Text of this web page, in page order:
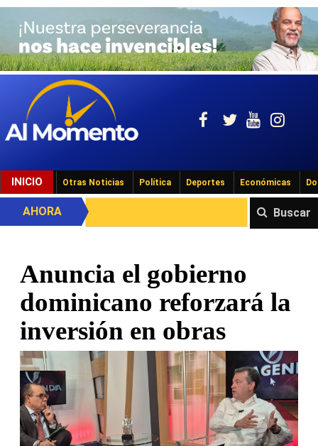
INICIO Otras Noticias Política Deportes Económicas
Buscar
AHORA
Anuncia el gobierno
dominicano reforzará la
inversión en obras